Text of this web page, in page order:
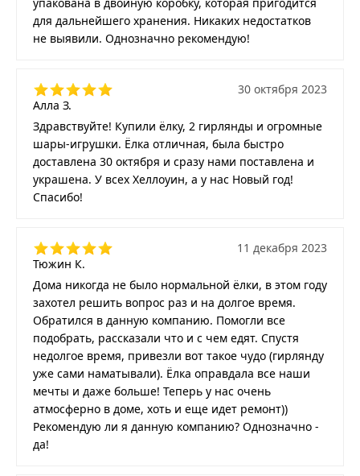
упакована в двойную коробку, которая пригодится
для дальнейшего хранения. Никаких недостатков
не выявили. Однозначно рекомендую!
Алла З.
30 октября 2023
Здравствуйте! Купили ёлку, 2 гирлянды и огромные
шары-игрушки. Ёлка отличная, была быстро
доставлена 30 октября и сразу нами поставлена и
украшена. У всех Хеллоуин, а у нас Новый год!
Спасибо!
Тюжин К.
11 декабря 2023
Дома никогда не было нормальной ёлки, в этом году
захотел решить вопрос раз и на долгое время.
Обратился в данную компанию. Помогли все
подобрать, рассказали что и с чем едят. Спустя
недолгое время, привезли вот такое чудо (гирлянду
уже сами наматывали). Ёлка оправдала все наши
мечты и даже больше! Теперь у нас очень
атмосферно в доме, хоть и еще идет ремонт))
Рекомендую ли я данную компанию? Однозначно -
да!